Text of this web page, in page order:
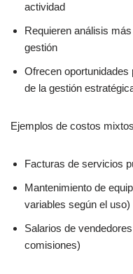
actividad
Requieren análisis
gestión
Ofrecen
de la gestión
Ejemplos de costos
Facturas de servicios
Mantenimiento de
variables según el uso)
Salarios de
comisiones)